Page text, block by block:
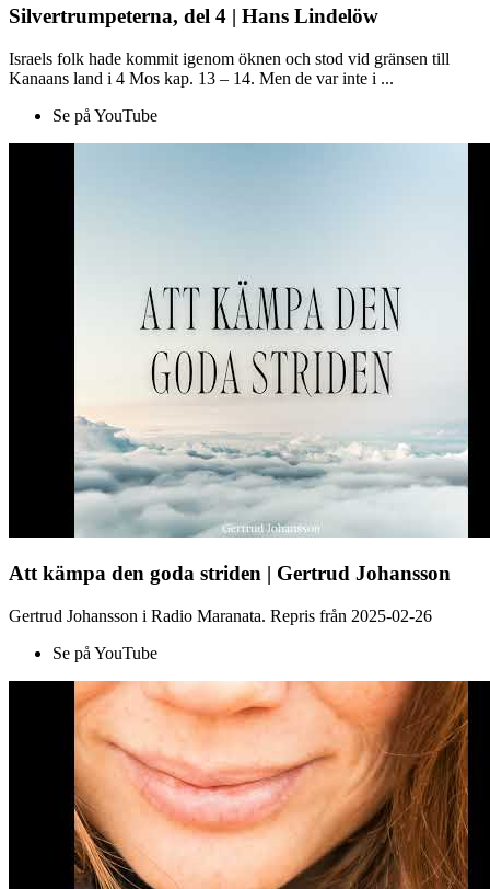
Silvertrumpeterna, del 4 | Hans Lindelöw
Israels folk hade kommit igenom öknen och stod vid gränsen till
Kanaans land i 4 Mos kap. 13 – 14. Men de var inte i ...
Se på YouTube
Att kämpa den goda striden | Gertrud Johansson
Gertrud Johansson i Radio Maranata. Repris från 2025-02-26
Se på YouTube